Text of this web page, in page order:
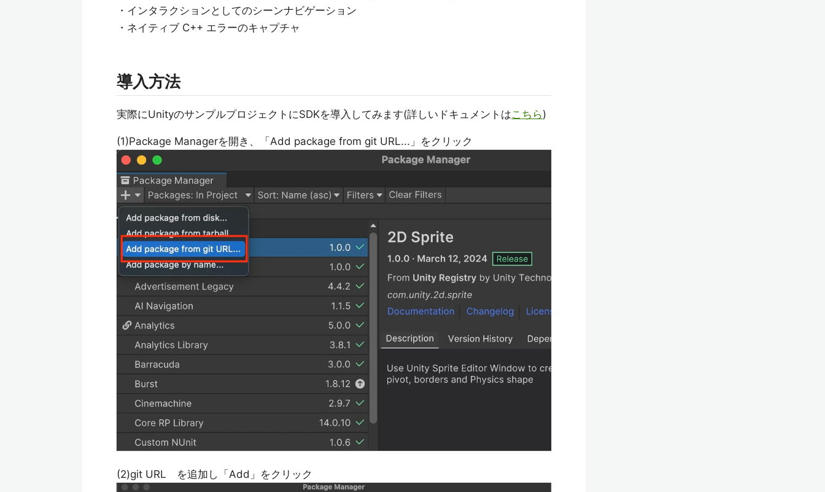
・インタラクションとしてのシーンナビゲーション
・ネイティブ C++ エラーのキャプチャ
導入方法
実際にUnityのサンプルプロジェクトにSDKを導入してみます(詳しいドキュメントはこちら)
(1)Package Managerを開き、「Add package from git URL...」をクリック
(2)git URL を追加し「Add」をクリック